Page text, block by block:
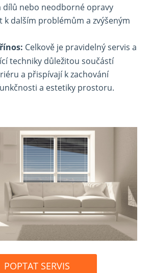
dílů nebo neodborné opravy
k dalším problémům a zvýšeným
Celkově je pravidelný servis a
techniky důležitou součástí
a přispívají k zachování
a estetiky prostoru.
POPTAT SERVIS